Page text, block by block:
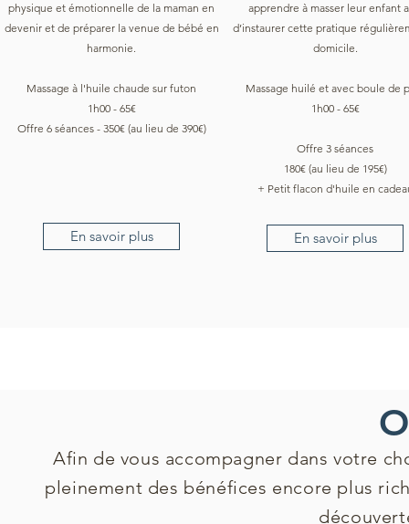
physique et émotionnelle de la maman en
devenir et de préparer la venue de bébé en
harmonie.
Massage à l'huile chaude sur futon
1h00 - 65€
Offre 6 séances - 350€ (au lieu de 390€)
En savoir plus
apprendre à masser leur enfant
d’instaurer cette pratique
domicile.
Massage huilé et avec boule de
1h00 - 65€
Offre 3 séances
180€ (au lieu de 195€)
+ Petit flacon d'huile en
En savoir plus
Afin de vous accompagner dans votre
pleinement des bénéfices encore plus